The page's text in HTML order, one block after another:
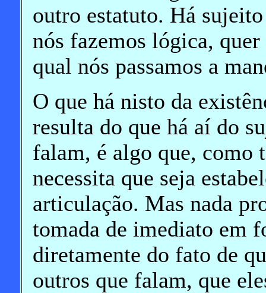
outro estatuto. Há
nós fazemos lógica,
qual nós passamos a
O que há nisto da
resulta do que há aí do
falam, é algo que, como
necessita que seja
articulação. Mas nada
tomada de imediato em
diretamente do fato de
outros que falam, que